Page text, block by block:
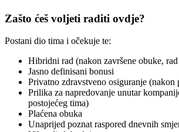
Zašto ćeš voljeti raditi ovdje?
Postani dio tima i očekuje te:
Hibridni rad (nakon završene obuke,
Jasno definisani bonusi
Privatno zdravstveno osiguranje (nakon
Prilika za napredovanje unutar
postojećeg tima)
Plaćena obuka
Unaprijed poznat raspored dnevnih